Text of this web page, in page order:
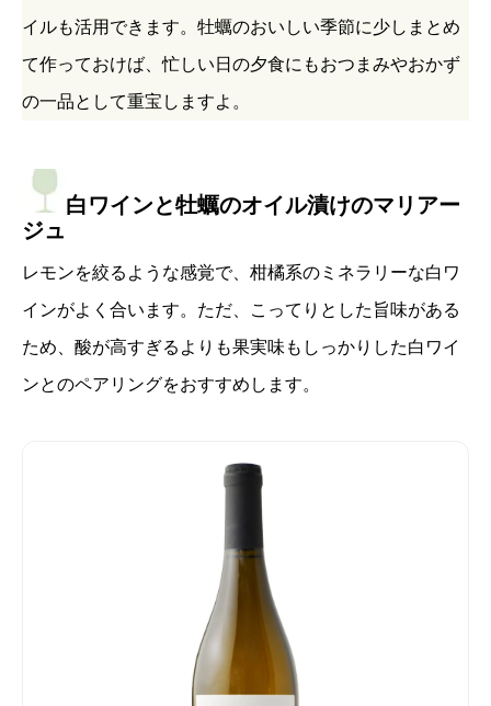
イルも活用できます。牡蠣のおいしい季節に少しまとめ
て作っておけば、忙しい日の夕食にもおつまみやおかず
の一品として重宝しますよ。
白ワインと牡蠣のオイル漬けのマリアー
ジュ
レモンを絞るような感覚で、柑橘系のミネラリーな白ワ
インがよく合います。ただ、こってりとした旨味がある
ため、酸が高すぎるよりも果実味もしっかりした白ワイ
ンとのペアリングをおすすめします。